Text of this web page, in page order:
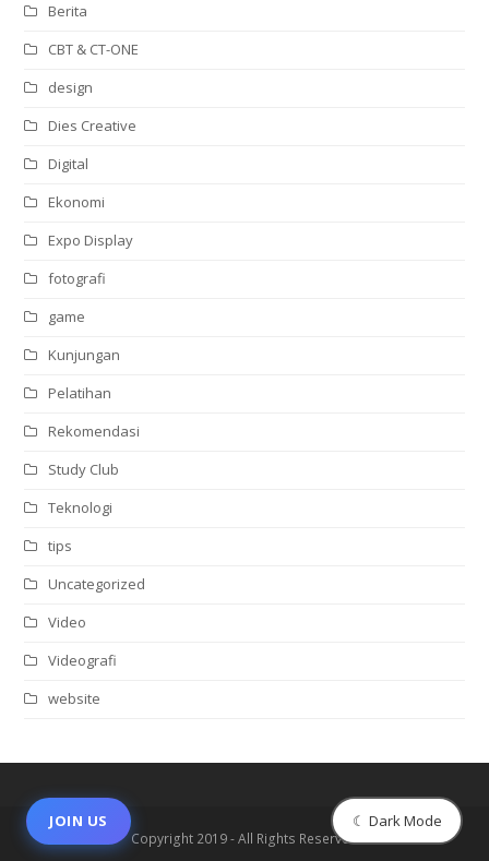
Berita
CBT & CT-ONE
design
Dies Creative
Digital
Ekonomi
Expo Display
fotografi
game
Kunjungan
Pelatihan
Rekomendasi
Study Club
Teknologi
tips
Uncategorized
Video
Videografi
website
Copyright 2019 - All Rights Reserved
JOIN US ☾ Dark Mode